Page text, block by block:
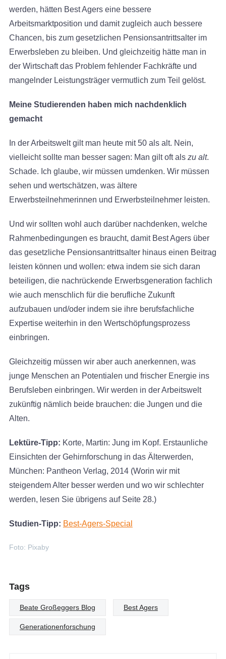
werden, hätten Best Agers eine bessere
Arbeitsmarktposition und damit zugleich auch bessere
Chancen, bis zum gesetzlichen Pensionsantrittsalter im
Erwerbsleben zu bleiben. Und gleichzeitig hätte man in
der Wirtschaft das Problem fehlender Fachkräfte und
mangelnder Leistungsträger vermutlich zum Teil gelöst.
Meine Studierenden haben mich nachdenklich
gemacht
In der Arbeitswelt gilt man heute mit 50 als alt. Nein,
vielleicht sollte man besser sagen: Man gilt oft als zu alt.
Schade. Ich glaube, wir müssen umdenken. Wir müssen
sehen und wertschätzen, was ältere
Erwerbsteilnehmerinnen und Erwerbsteilnehmer leisten.
Und wir sollten wohl auch darüber nachdenken, welche
Rahmenbedingungen es braucht, damit Best Agers über
das gesetzliche Pensionsantrittsalter hinaus einen Beitrag
leisten können und wollen: etwa indem sie sich daran
beteiligen, die nachrückende Erwerbsgeneration fachlich
wie auch menschlich für die berufliche Zukunft
aufzubauen und/oder indem sie ihre berufsfachliche
Expertise weiterhin in den Wertschöpfungsprozess
einbringen.
Gleichzeitig müssen wir aber auch anerkennen, was
junge Menschen an Potentialen und frischer Energie ins
Berufsleben einbringen. Wir werden in der Arbeitswelt
zukünftig nämlich beide brauchen: die Jungen und die
Alten.
Lektüre-Tipp: Korte, Martin: Jung im Kopf. Erstaunliche
Einsichten der Gehirnforschung in das Älterwerden,
München: Pantheon Verlag, 2014 (Worin wir mit
steigendem Alter besser werden und wo wir schlechter
werden, lesen Sie übrigens auf Seite 28.)
Studien-Tipp: Best-Agers-Special
Foto: Pixaby
Tags
Beate Großeggers Blog Best Agers
Generationenforschung